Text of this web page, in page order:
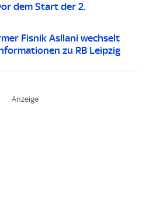
dem Start der 2.
Fisnik Asllani wechselt
zu RB Leipzig